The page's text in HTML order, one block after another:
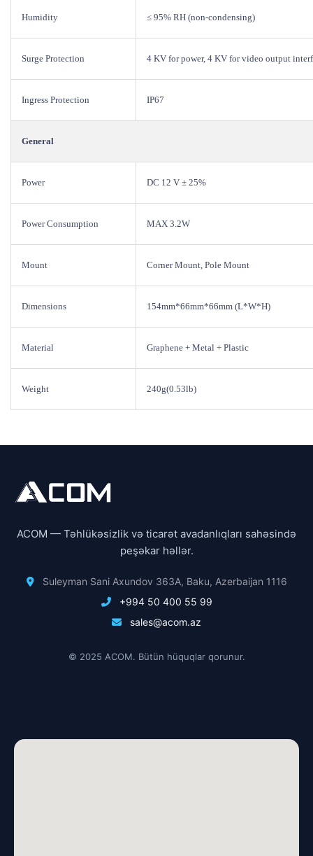
Humidity ≤ 95% RH (non-condensing)
Surge Protection 4 KV for power, 4 KV for video output
Ingress Protection IP67
General
Power DC 12 V ± 25%
Power Consumption MAX 3.2W
Mount Corner Mount, Pole Mount
Dimensions 154mm*66mm*66mm (L*W*H)
Material Graphene + Metal + Plastic
Weight 240g(0.53lb)
ACOM — Təhlükəsizlik və ticarət avadanlıqları sahəsində
peşəkar həllər.
Suleyman Sani Axundov 363A, Baku, Azerbaijan 1116
+994 50 400 55 99
sales@acom.az
© 2025 ACOM. Bütün hüquqlar qorunur.